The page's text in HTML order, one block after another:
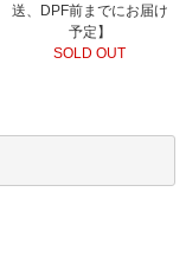
送、DPF前までにお届け
予定】
SOLD OUT